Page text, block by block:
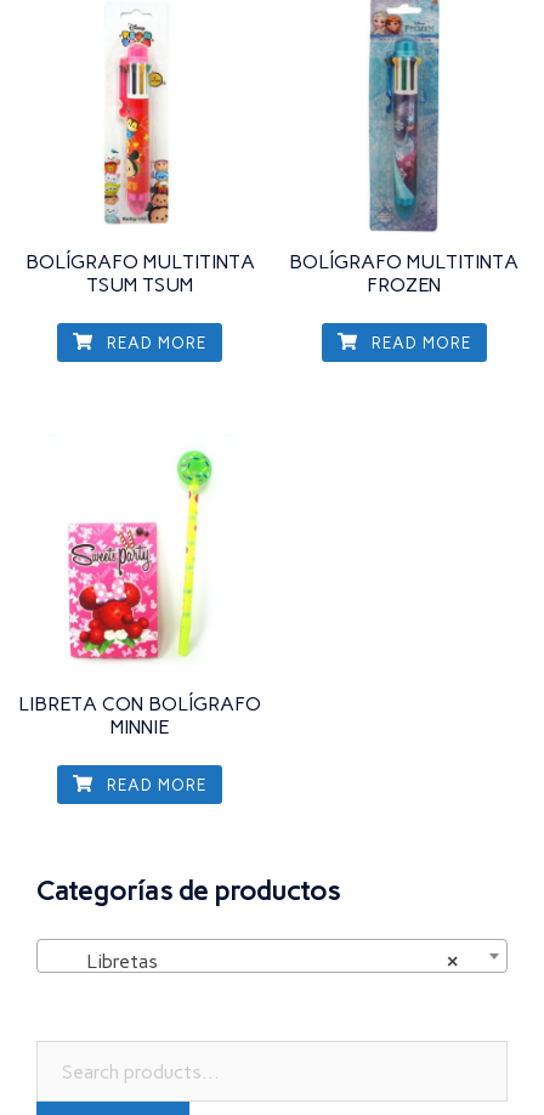
BOLÍGRAFO MULTITINTA
TSUM TSUM
READ MORE
BOLÍGRAFO MULTITINTA
FROZEN
READ MORE
LIBRETA CON BOLÍGRAFO
MINNIE
READ MORE
Categorías de productos
×
Libretas
for: